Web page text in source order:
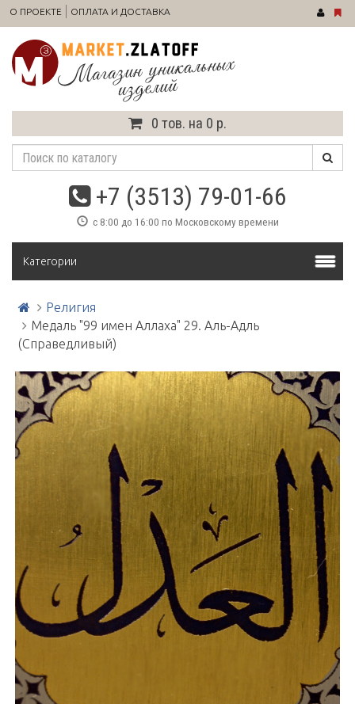
О ПРОЕКТЕ ОПЛАТА И ДОСТАВКА
0 тов. на 0 р.
+7 (3513) 79-01-66
с 8:00 до 16:00 по Московскому времени
Категории
Религия
Медаль "99 имен Аллаха" 29. Аль-Адль
(Справедливый)